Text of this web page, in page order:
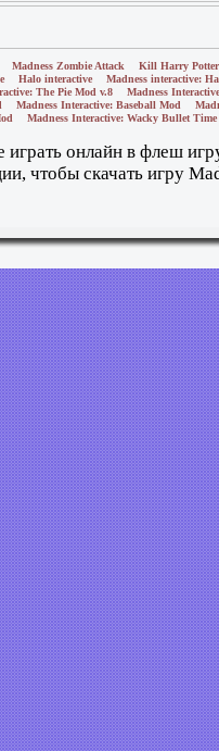
Madness Zombie Attack
Kill Harry Potter
Halo interactive
Madness interactive:
The Pie Mod v.8
Madness
Madness Interactive: Baseball Mod
Madness Interactive: Wacky Bullet
играть онлайн в флеш
чтобы скачать игру